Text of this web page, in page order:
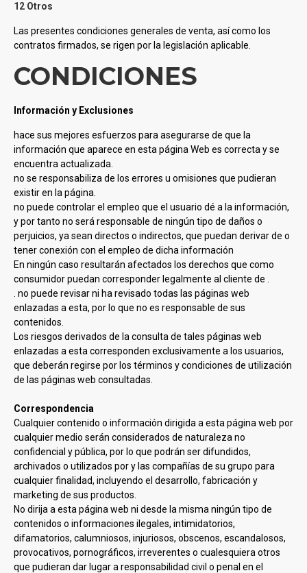
12 Otros
Las presentes condiciones generales de venta, así como los
contratos firmados, se rigen por la legislación aplicable.
CONDICIONES
Información y Exclusiones
hace sus mejores esfuerzos para asegurarse de que la
información que aparece en esta página Web es correcta y se
encuentra actualizada.
no se responsabiliza de los errores u omisiones que pudieran
existir en la página.
no puede controlar el empleo que el usuario dé a la información,
y por tanto no será responsable de ningún tipo de daños o
perjuicios, ya sean directos o indirectos, que puedan derivar de o
tener conexión con el empleo de dicha información
En ningún caso resultarán afectados los derechos que como
consumidor puedan corresponder legalmente al cliente de
. no puede revisar ni ha revisado todas las páginas web
enlazadas a esta, por lo que no es responsable de sus
contenidos.
Los riesgos derivados de la consulta de tales páginas web
enlazadas a esta corresponden exclusivamente a los usuarios,
que deberán regirse por los términos y condiciones de utilización
de las páginas web consultadas.
Correspondencia
Cualquier contenido o información dirigida a esta página web por
cualquier medio serán considerados de naturaleza no
confidencial y pública, por lo que podrán ser difundidos,
archivados o utilizados pory las compañías de su grupo para
cualquier finalidad, incluyendo el desarrollo, fabricación y
marketing de sus productos.
No dirija a esta página web ni desde la misma ningún tipo de
contenidos o informaciones ilegales, intimidatorios,
difamatorios, calumniosos, injuriosos, obscenos, escandalosos,
provocativos, pornográficos, irreverentes o cualesquiera otros
que pudieran dar lugar a responsabilidad civil o penal en el